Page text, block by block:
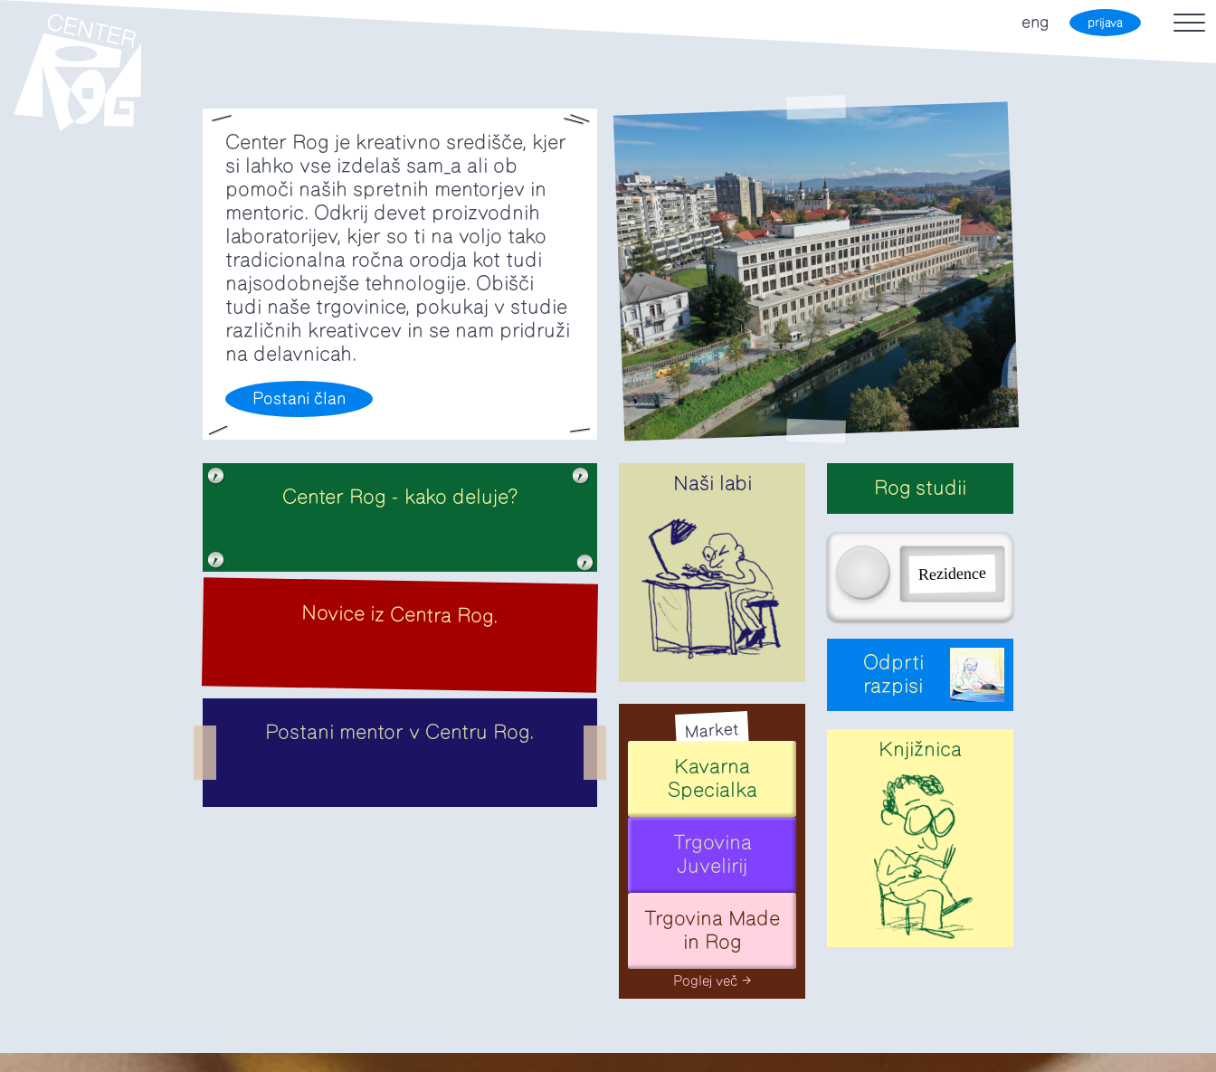
eng prijava
Center Rog je kreativno središče, kjer
si lahko vse izdelaš sam_a ali ob
pomoči naših spretnih mentorjev in
mentoric. Odkrij devet proizvodnih
laboratorijev, kjer so ti na voljo tako
tradicionalna ročna orodja kot tudi
najsodobnejše tehnologije. Obišči
tudi naše trgovinice, pokukaj v studie
različnih kreativcev in se nam pridruži
na delavnicah.
Postani član
Center Rog - kako deluje?
Novice iz Centra Rog.
Postani mentor v Centru Rog.
Naši labi
Market
Kavarna
Specialka
Trgovina
Juvelirij
Trgovina Made
in Rog
Poglej več
Rog studii
Rezidence
Odprti
razpisi
Knjižnica